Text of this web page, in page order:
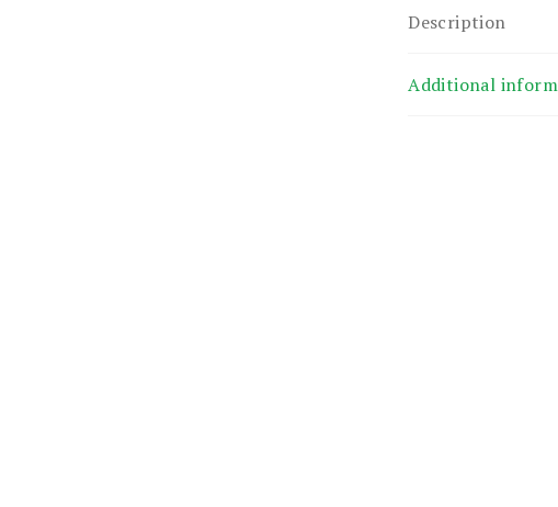
Description
Additional